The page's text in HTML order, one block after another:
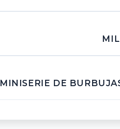
MINISERIE DE